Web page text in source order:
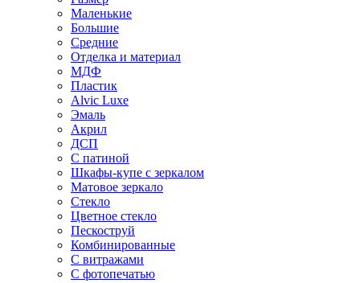
Маленькие
Большие
Средние
Отделка и материал
МДФ
Пластик
Alvic Luxe
Эмаль
Акрил
ДСП
С патиной
Шкафы-купе с зеркалом
Матовое зеркало
Стекло
Цветное стекло
Пескоструй
Комбинированные
С витражами
С фотопечатью